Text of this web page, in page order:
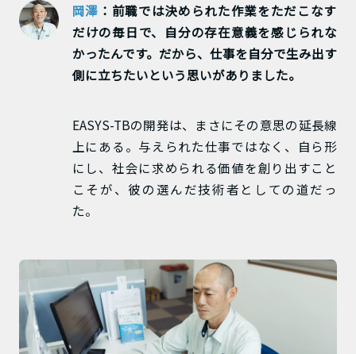
岡澤 ：前職では決められた作業をただこなす
だけの毎日で、自分の存在意義を感じられな
かったんです。だから、仕事を自分で生み出す
側に立ちたいという思いがありました。
EASYS-TBの開発は、まさにその意思の延長線
上にある。与えられた仕事ではなく、自ら形
にし、社会に求められる価値を創り出すこと
こそが、彼の選んだ技術者としての道だっ
た。